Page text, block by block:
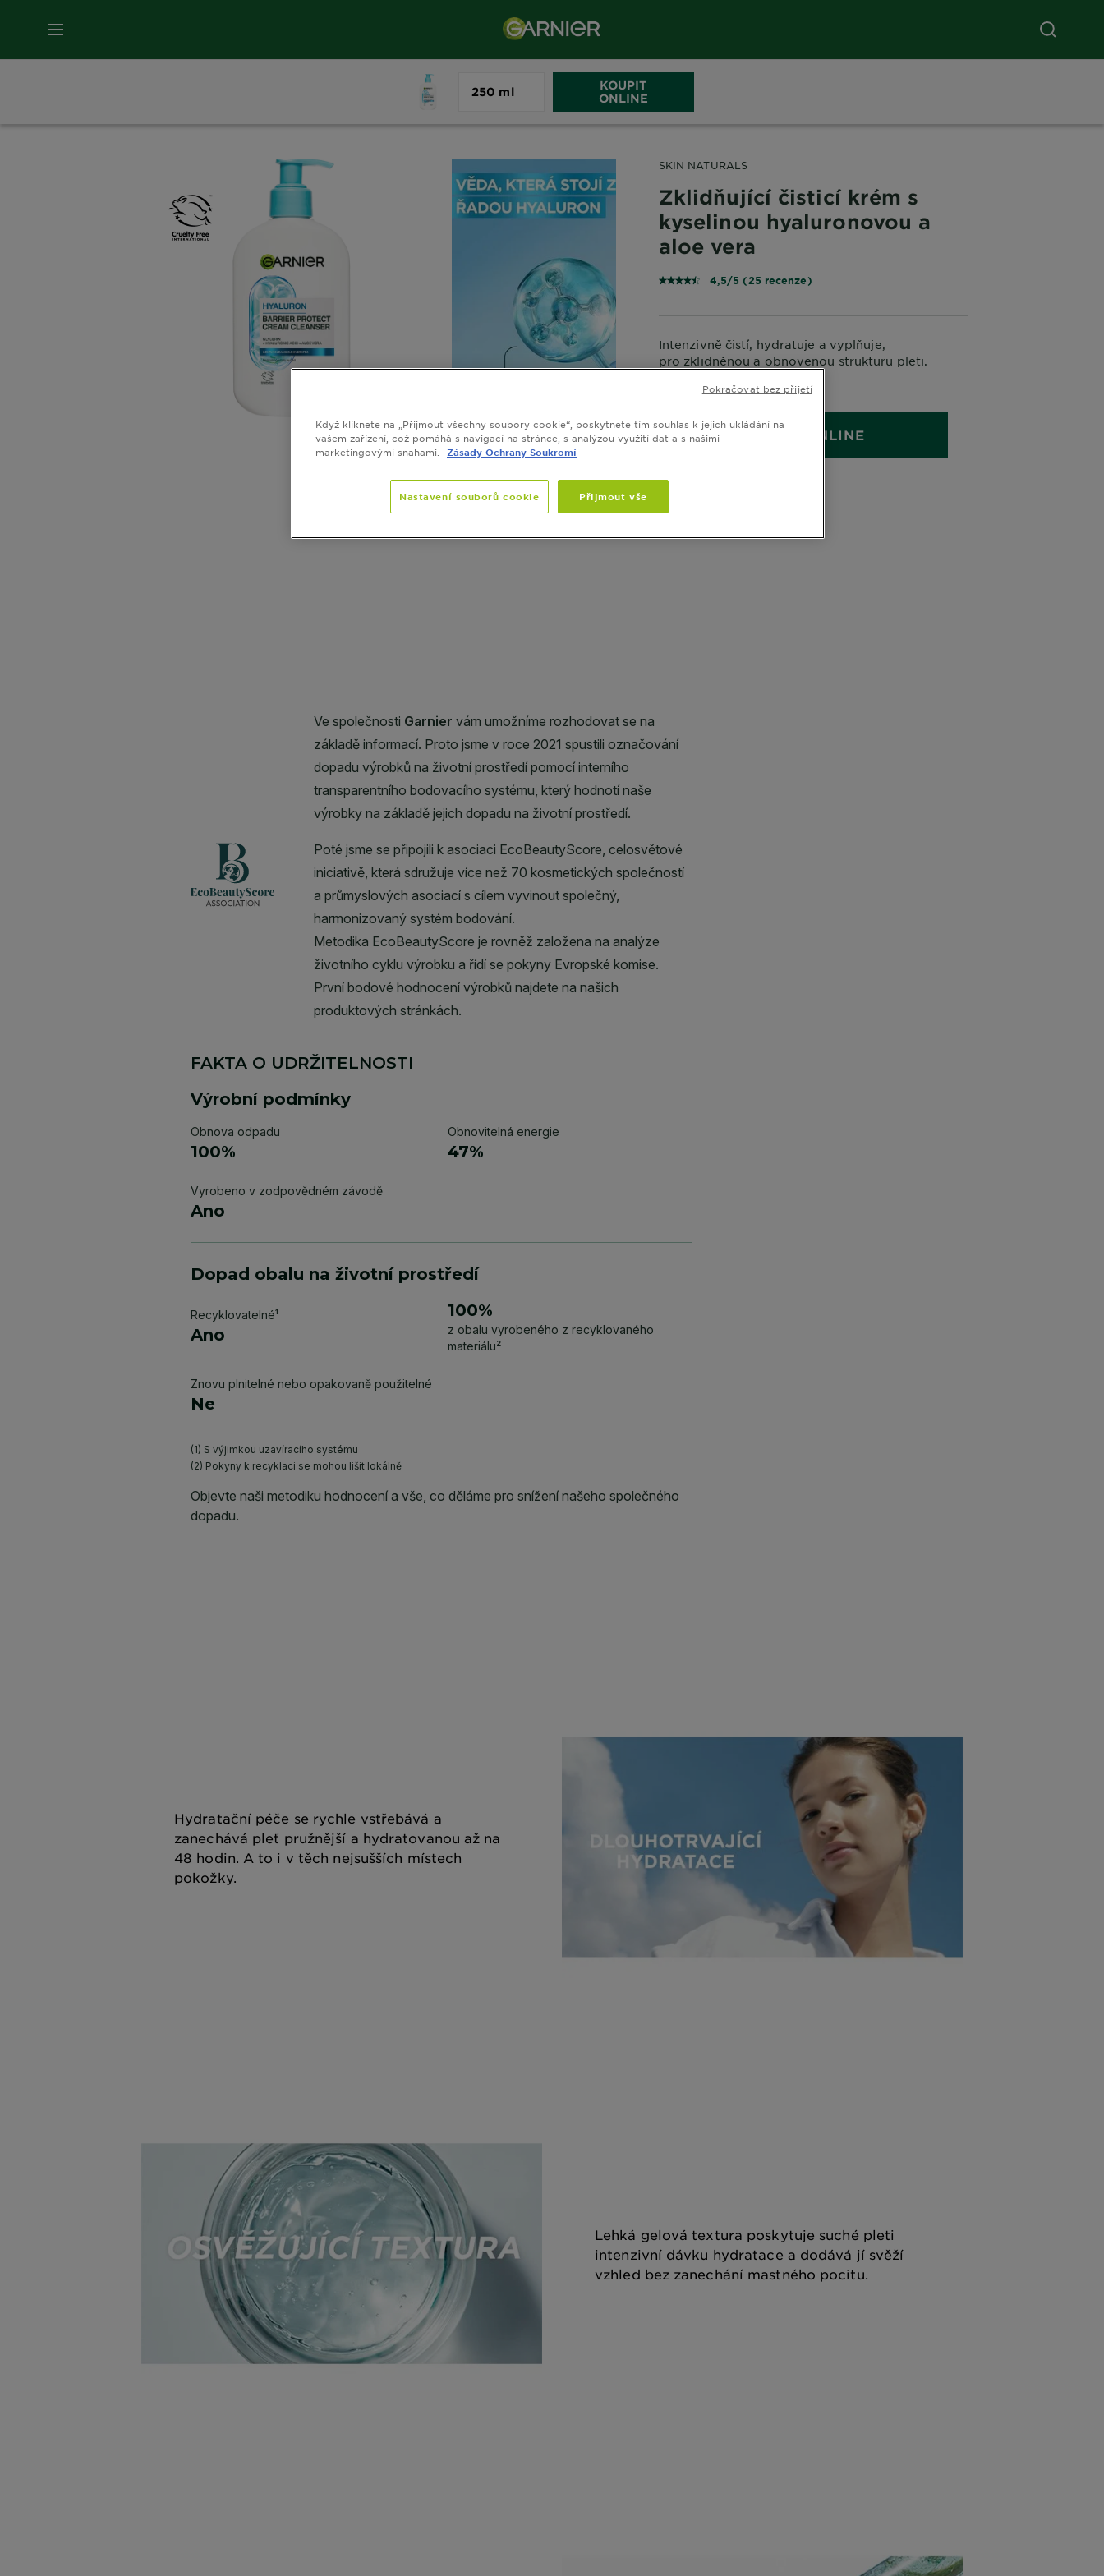
MENU
Zklidňující čisticí krém s kyselinou hyaluronovou a aloe vera
SLIDE 1SLIDE 2
SLIDE 3
SLIDE 4SLIDE 5
SKIN NATURALS
Zklidňující čisticí krém s
kyselinou hyaluronovou a
aloe vera
4,5/5 (25 recenze)
Intenzivně čistí, hydratuje a vyplňuje,
pro zklidněnou a obnovenou strukturu pleti.
VELIKOST 250 ML
KOUPIT ONLINE
Hydratační péče se rychle vstřebává a
zanechává pleť pružnější a hydratovanou až na
48 hodin. A to i v těch nejsušších místech
pokožky.
Lehká gelová textura poskytuje suché pleti
intenzivní dávku hydratace a dodává jí svěží
vzhled bez zanechání mastného pocitu.
250 ml
KOUPIT
ONLINE
Když kliknete na „Přijmout všechny soubory cookie“, poskytnete tím souhlas k jejich ukládání na
vašem zařízení, což pomáhá s navigací na stránce, s analýzou využití dat a s našimi
marketingovými snahami.
Zásady Ochrany Soukromí
Nastavení souborů cookie Přijmout vše
Pokračovat bez přijetí